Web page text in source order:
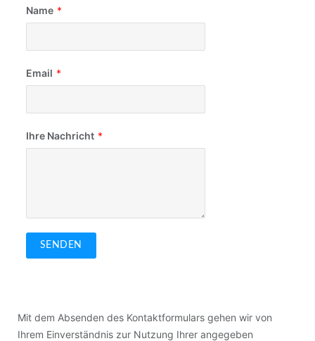
Name *
Email *
Ihre Nachricht *
SENDEN
Mit dem Absenden des Kontaktformulars gehen wir von
Ihrem Einverständnis zur Nutzung Ihrer angegeben